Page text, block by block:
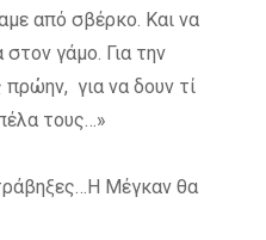
από σβέρκο. Και να
γάμο. Για την
πρώην, για να δουν τί
τους…»
Μέγκαν θα